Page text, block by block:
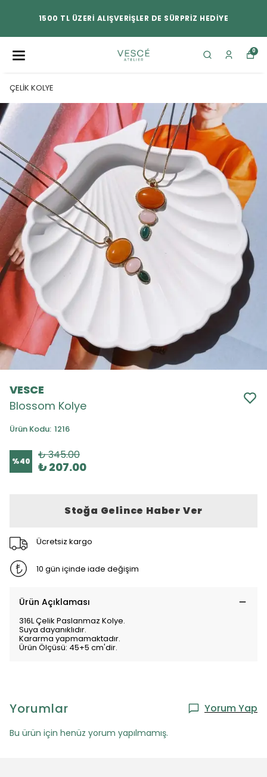
1500 TL ÜZERİ ALIŞVERİŞLER DE SÜRPRİZ HEDİYE
0
ÇELİK KOLYE
VESCE
Blossom Kolye
Ürün Kodu: 1216
%40 ₺ 345.00
₺ 207.00
Stoğa Gelince Haber Ver
Ücretsiz kargo
10 gün içinde iade değişim
Ürün Açıklaması
316L Çelik Paslanmaz Kolye.
Suya dayanıklıdır.
Kararma yapmamaktadır.
Ürün Ölçüsü: 45+5 cm'dir.
Yorumlar Yorum Yap
Bu ürün için henüz yorum yapılmamış.